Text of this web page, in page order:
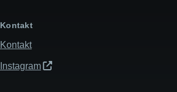
Kontakt
Kontakt
Instagram